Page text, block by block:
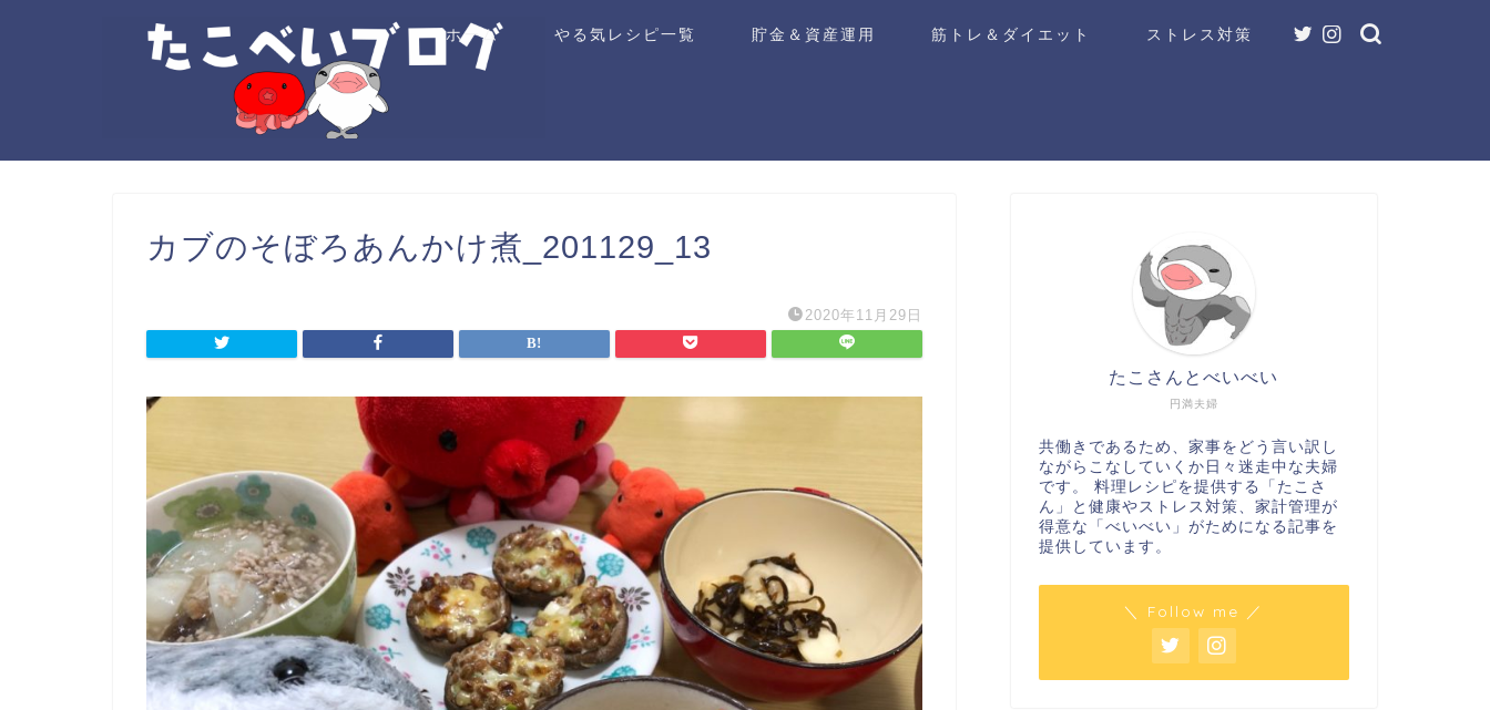
ホーム やる気レシピ一覧 貯金＆資産運用 筋トレ＆ダイエット ストレス対策
カブのそぼろあんかけ煮_201129_13
2020年11月29日
円満夫婦
たこさんとべいべい
共働きであるため、家事をどう言い訳し
ながらこなしていくか日々迷走中な夫婦
です。 料理レシピを提供する「たこさ
ん」と健康やストレス対策、家計管理が
得意な「べいべい」がためになる記事を
提供しています。
＼ Follow me ／